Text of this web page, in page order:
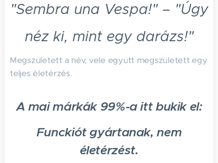
"Sembra una Vespa!" – "Úgy
néz ki, mint egy darázs!"
Megszületett a név, vele együtt megszületett egy
teljes életérzés.
A mai márkák 99%-a itt bukik el:
Funckiót gyártanak, nem
életérzést.